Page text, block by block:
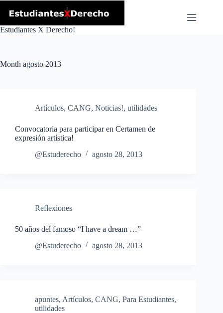
Estudiantes X Derecho!
Month agosto 2013
Artículos, CANG, Noticias!, utilidades
Convocatoria para participar en Certamen de
expresión artística!
@Estuderecho
agosto 28, 2013
Reflexiones
50 años del famoso “I have a dream …”
@Estuderecho
agosto 28, 2013
apuntes, Artículos, CANG, Para Estudiantes,
utilidades